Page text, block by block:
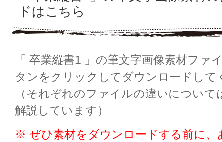
ドはこちら
「 卒業縦書1 」の筆文字画像素材ファ
タンをクリックしてダウンロードして
（それぞれのファイルの違いについ
解説しています）
※ ぜひ素材をダウンロードする前に、